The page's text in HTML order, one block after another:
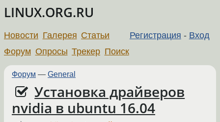
LINUX.ORG.RU
Регистрация - Вход
Новости Галерея Статьи
Форум Опросы Трекер Поиск
Форум — General
Установка драйверов
nvidia в ubuntu 16.04